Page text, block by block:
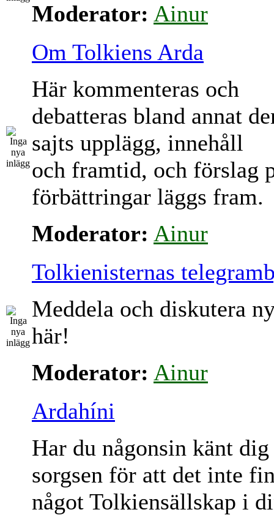
Moderator: Ainur
Om Tolkiens Arda
Här kommenteras och
debatteras bland annat
sajts upplägg, innehåll
och framtid, och förslag
förbättringar läggs fram.
Moderator: Ainur
Tolkienisternas
Meddela och diskutera
här!
Moderator: Ainur
Ardahíni
Har du någonsin känt dig
sorgsen för att det inte
något Tolkiensällskap i